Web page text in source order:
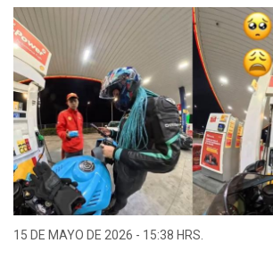
15 DE MAYO DE 2026 - 15:38 HRS.